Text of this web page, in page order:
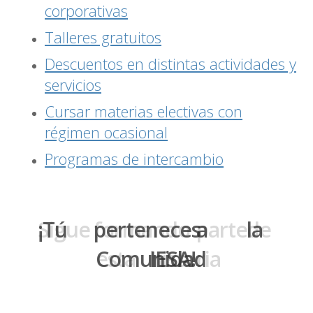
corporativas
Talleres gratuitos
Descuentos en distintas actividades y
servicios
Cursar materias electivas con
régimen ocasional
Programas de intercambio
Sigue
¡Tú formando
pertenecesparte
a de
la
esta
Comunidad
historia
IESA!